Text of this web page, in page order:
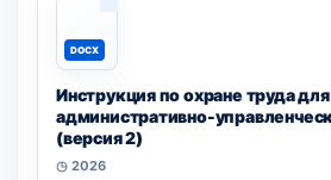
DOCX
Инструкция по охране труда для
административно-
(версия 2)
◷ 2026